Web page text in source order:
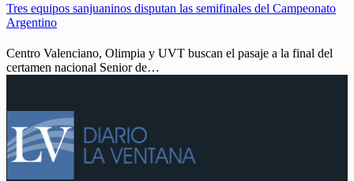
Tres equipos sanjuaninos disputan las semifinales del Campeonato
Argentino
Centro Valenciano, Olimpia y UVT buscan el pasaje a la final del
certamen nacional Senior de…